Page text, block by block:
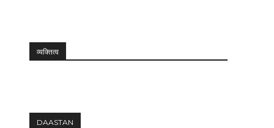
व्यक्तित्व
DAASTAN